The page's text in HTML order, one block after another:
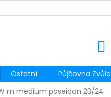
Ostatní Půjčovna Zvůle
m medium poseidon 23/24